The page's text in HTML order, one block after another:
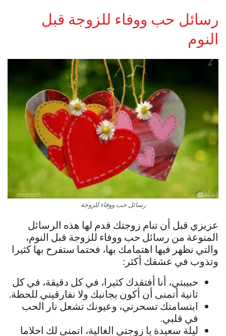
رسائل حب ووفاء للزوجة قبل
النوم
رسائل حب ووفاء للزوجة
عزيزي قبل أن تنام زوجتك قدم لها هذه الرسائل
المنوعة من رسائل حب ووفاء للزوجة قبل النوم،
والتي نظهر فيها اهتمامك بها، فحتما ستفرح بها كثيرا
وتذوب في عشقك أكثر:
حبيبتي، أنا أفتقدك كثيرا، في كل دقيقة، في كل
ثانية أتمنى أن أكون بجانبك ولا نفارقيني للحظة.
ابتسامتك تسحرني، وعيونك تشعل نار الحب
في قلبي.
ليلة سعيدة يا زوجتي الغالية، اتمنى لك احلاما